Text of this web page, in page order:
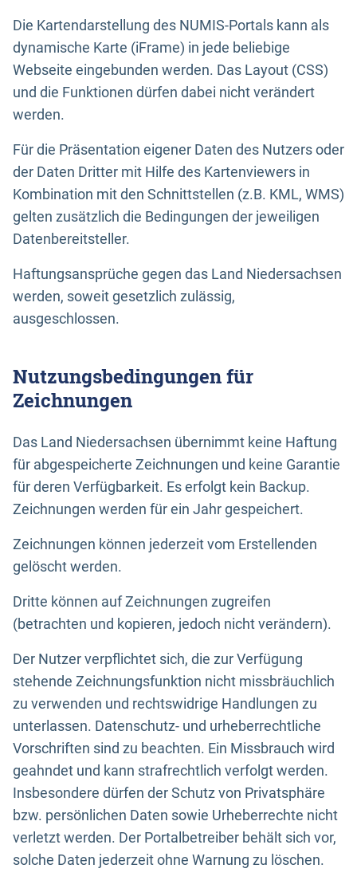
Die Kartendarstellung des NUMIS-Portals kann als
dynamische Karte (iFrame) in jede beliebige
Webseite eingebunden werden. Das Layout (CSS)
und die Funktionen dürfen dabei nicht verändert
werden.
Für die Präsentation eigener Daten des Nutzers oder
der Daten Dritter mit Hilfe des Kartenviewers in
Kombination mit den Schnittstellen (z.B. KML, WMS)
gelten zusätzlich die Bedingungen der jeweiligen
Datenbereitsteller.
Haftungsansprüche gegen das Land Niedersachsen
werden, soweit gesetzlich zulässig,
ausgeschlossen.
Nutzungsbedingungen für
Zeichnungen
Das Land Niedersachsen übernimmt keine Haftung
für abgespeicherte Zeichnungen und keine Garantie
für deren Verfügbarkeit. Es erfolgt kein Backup.
Zeichnungen werden für ein Jahr gespeichert.
Zeichnungen können jederzeit vom Erstellenden
gelöscht werden.
Dritte können auf Zeichnungen zugreifen
(betrachten und kopieren, jedoch nicht verändern).
Der Nutzer verpflichtet sich, die zur Verfügung
stehende Zeichnungsfunktion nicht missbräuchlich
zu verwenden und rechtswidrige Handlungen zu
unterlassen. Datenschutz- und urheberrechtliche
Vorschriften sind zu beachten. Ein Missbrauch wird
geahndet und kann strafrechtlich verfolgt werden.
Insbesondere dürfen der Schutz von Privatsphäre
bzw. persönlichen Daten sowie Urheberrechte nicht
verletzt werden. Der Portalbetreiber behält sich vor,
solche Daten jederzeit ohne Warnung zu löschen.